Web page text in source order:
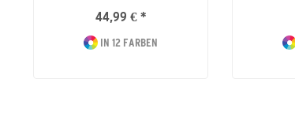
44,99 € *
IN 12 FARBEN